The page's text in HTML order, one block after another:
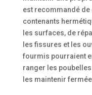
est recommandé
contenants
les surfaces, de
les fissures et les
fourmis pourraient
ranger les poubelles
les maintenir